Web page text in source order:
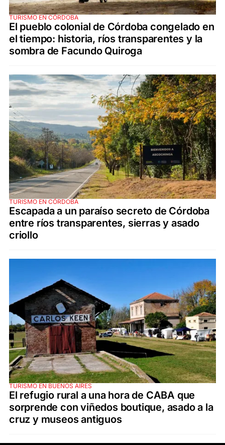
TURISMO EN CÓRDOBA
El pueblo colonial de Córdoba congelado en
el tiempo: historia, ríos transparentes y la
sombra de Facundo Quiroga
TURISMO EN CÓRDOBA
Escapada a un paraíso secreto de Córdoba
entre ríos transparentes, sierras y asado
criollo
TURISMO EN BUENOS AIRES
El refugio rural a una hora de CABA que
sorprende con viñedos boutique, asado a la
cruz y museos antiguos